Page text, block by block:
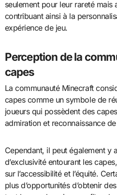
seulement pour leur rareté mais
contribuant ainsi à la
expérience de jeu.
Perception de la
capes
La communauté Minecraft
capes comme un symbole de
joueurs qui possèdent des
admiration et reconnaissance
Cependant, il peut également y
d’exclusivité entourant les
sur l’accessibilité et l’équité.
plus d’opportunités d’obtenir